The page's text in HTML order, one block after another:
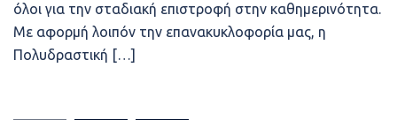
όλοι για την σταδιακή επιστροφή στην καθημερινότητα.
Με αφορμή λοιπόν την επανακυκλοφορία μας, η
Πολυδραστική […]